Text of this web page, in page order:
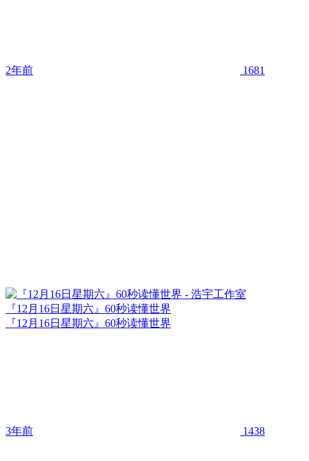
2年前 1681
『12月16日星期六』60秒读懂世界
『12月16日星期六』60秒读懂世界
3年前 1438